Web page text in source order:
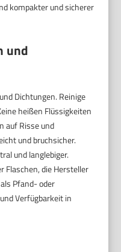
kompakter und sicherer
und
Dichtungen. Reinige
heißen Flüssigkeiten
auf Risse und
und bruchsicher.
und langlebiger.
Flaschen, die Hersteller
Pfand- oder
Verfügbarkeit in